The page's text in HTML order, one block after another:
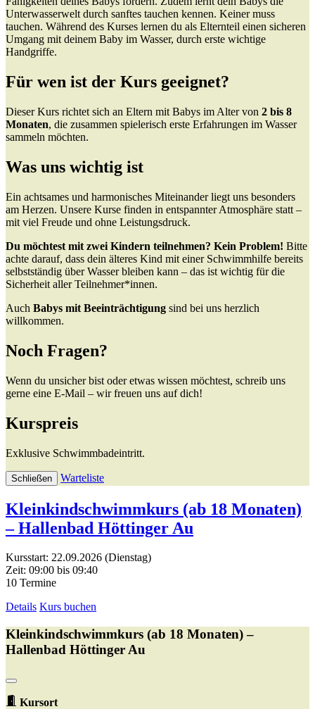
Unterwasserwelt durch sanftes tauchen kennen. Keiner muss
tauchen. Während des Kurses lernen du als Elternteil einen sicheren
Umgang mit deinem Baby im Wasser, durch erste wichtige
Handgriffe.
Für wen ist der Kurs geeignet?
Dieser Kurs richtet sich an Eltern mit Babys im Alter von 2 bis 8
Monaten, die zusammen spielerisch erste Erfahrungen im Wasser
sammeln möchten.
Was uns wichtig ist
Ein achtsames und harmonisches Miteinander liegt uns besonders
am Herzen. Unsere Kurse finden in entspannter Atmosphäre statt –
mit viel Freude und ohne Leistungsdruck.
Du möchtest mit zwei Kindern teilnehmen? Kein Problem! Bitte
achte darauf, dass dein älteres Kind mit einer Schwimmhilfe bereits
selbstständig über Wasser bleiben kann – das ist wichtig für die
Sicherheit aller Teilnehmer*innen.
Auch Babys mit Beeinträchtigung sind bei uns herzlich
willkommen.
Noch Fragen?
Wenn du unsicher bist oder etwas wissen möchtest, schreib uns
gerne eine E-Mail – wir freuen uns auf dich!
Kurspreis
Exklusive Schwimmbadeintritt.
Schließen Warteliste
Kleinkindschwimmkurs (ab 18 Monaten)
– Hallenbad Höttinger Au
Kursstart: 22.09.2026 (Dienstag)
Zeit: 09:00 bis 09:40
10 Termine
Details Kurs buchen
Kleinkindschwimmkurs (ab 18 Monaten) –
Hallenbad Höttinger Au
Kursort